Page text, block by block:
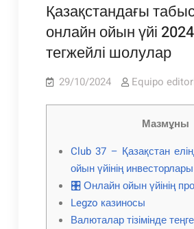
Қазақстандағы
онлайн ойын үйі
тегжейлі шолулар
29/10/2024 Equipo
Мазмұны
Club 37 – Қазақстан
ойын үйінің
🎛 Онлайн ойын үйінің
Legzo казиносы
Валюталар тізімінде